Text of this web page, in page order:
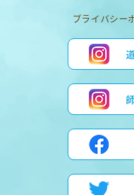
プライバシー